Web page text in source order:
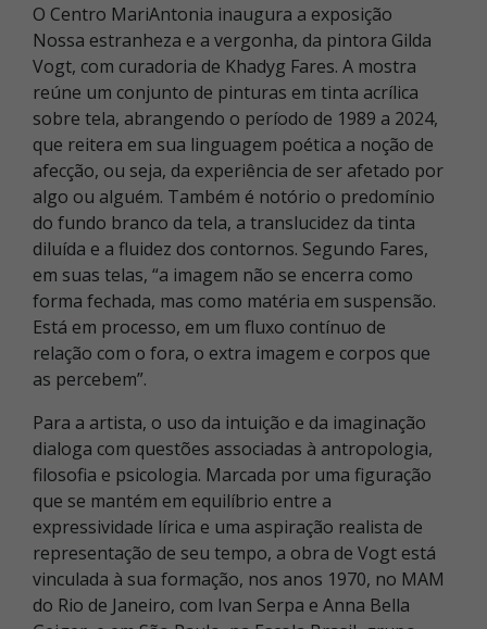
O Centro MariAntonia inaugura a exposição
Nossa estranheza e a vergonha, da pintora Gilda
Vogt, com curadoria de Khadyg Fares. A mostra
reúne um conjunto de pinturas em tinta acrílica
sobre tela, abrangendo o período de 1989 a 2024,
que reitera em sua linguagem poética a noção de
afecção, ou seja, da experiência de ser afetado por
algo ou alguém. Também é notório o predomínio
do fundo branco da tela, a translucidez da tinta
diluída e a fluidez dos contornos. Segundo Fares,
em suas telas, “a imagem não se encerra como
forma fechada, mas como matéria em suspensão.
Está em processo, em um fluxo contínuo de
relação com o fora, o extra imagem e corpos que
as percebem”.
Para a artista, o uso da intuição e da imaginação
dialoga com questões associadas à antropologia,
filosofia e psicologia. Marcada por uma figuração
que se mantém em equilíbrio entre a
expressividade lírica e uma aspiração realista de
representação de seu tempo, a obra de Vogt está
vinculada à sua formação, nos anos 1970, no MAM
do Rio de Janeiro, com Ivan Serpa e Anna Bella